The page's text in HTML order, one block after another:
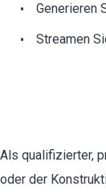
Generieren
Streamen
Als qualifizierter,
oder der